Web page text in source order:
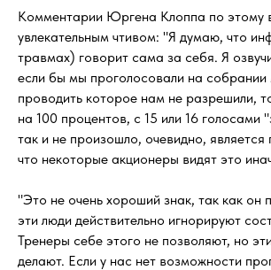
Комментарии Юргена Клоппа по этому
увлекательным чтивом: "Я думаю, что
травмах) говорит сама за себя. Я
если бы мы проголосовали на
проводить которое нам не разрешили,
на 100 процентов, с 15 или 16 голосами
так и не произошло, очевидно, является
что некоторые акционеры видят это
"Это не очень хороший знак, так как он
эти люди действительно игнорируют
Тренеры себе этого не позволяют, но
делают. Если у нас нет возможности